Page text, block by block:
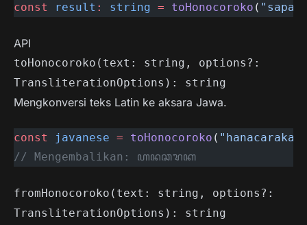
const
result : string = toHonocoroko ( "sapa
API
toHonocoroko(text: string, options?:
TransliterationOptions): string
Mengkonversi teks Latin ke aksara Jawa.
const javanese = toHonocoroko ( "hanacaraka"
// Mengembalikan: ꦲꦤꦕꦫꦏ
fromHonocoroko(text: string, options?:
TransliterationOptions): string